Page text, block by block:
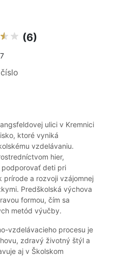
(6)
ulici v Kremnici
ktoré vyniká
vzdelávaniu.
hier,
deti pri
a rozvoji vzájomnej
Predškolská výchova
formou, čím sa
metód výučby.
vzdelávacieho procesu je
zdravý životný štýl a
aj v Školskom